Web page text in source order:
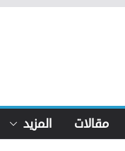
مقالات المزيد